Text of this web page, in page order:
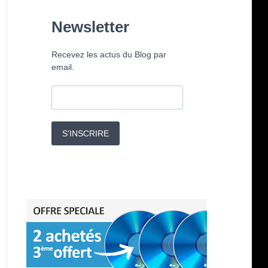
Newsletter
Recevez les actus du Blog par
email.
S'INSCRIRE